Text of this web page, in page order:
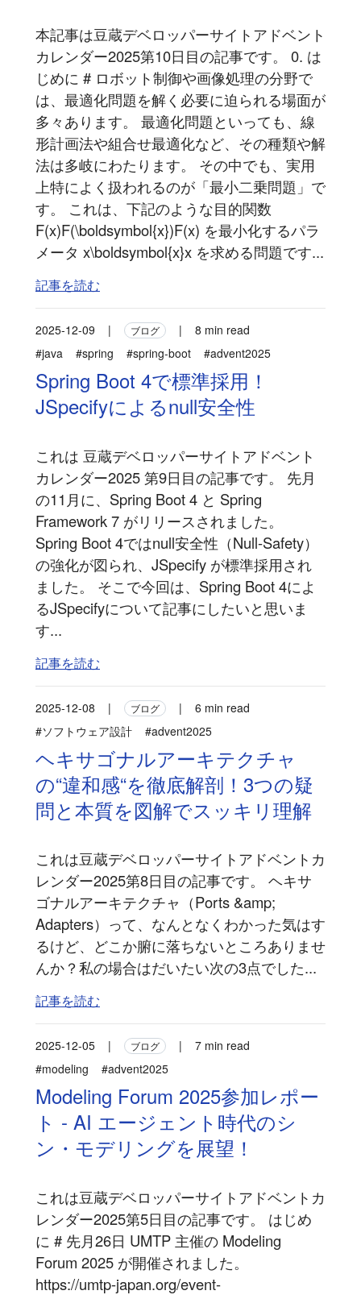
本記事は豆蔵デベロッパーサイトアドベント
カレンダー2025第10日目の記事です。 0. は
じめに # ロボット制御や画像処理の分野で
は、最適化問題を解く必要に迫られる場面が
多々あります。 最適化問題といっても、線
形計画法や組合せ最適化など、その種類や解
法は多岐にわたります。 その中でも、実用
上特によく扱われるのが「最小二乗問題」で
す。 これは、下記のような目的関数
F(x)F(\boldsymbol{x})F(x) を最小化するパラ
メータ x\boldsymbol{x}x を求める問題です...
記事を読む
2025-12-09 | ブログ |
8 min read
#java
#spring #spring-boot #advent2025
Spring Boot 4で標準採用！
JSpecifyによるnull安全性
これは 豆蔵デベロッパーサイトアドベント
カレンダー2025 第9日目の記事です。 先月
の11月に、Spring Boot 4 と Spring
Framework 7 がリリースされました。
Spring Boot 4ではnull安全性（Null-Safety）
の強化が図られ、JSpecify が標準採用され
ました。 そこで今回は、Spring Boot 4によ
るJSpecifyについて記事にしたいと思いま
す...
記事を読む
2025-12-08 | ブログ |
6 min read
#ソフトウェア設計
#advent2025
ヘキサゴナルアーキテクチャ
の“違和感“を徹底解剖！3つの疑
問と本質を図解でスッキリ理解
これは豆蔵デベロッパーサイトアドベントカ
レンダー2025第8日目の記事です。 ヘキサ
ゴナルアーキテクチャ（Ports &amp;
Adapters）って、なんとなくわかった気はす
るけど、どこか腑に落ちないところありませ
んか？私の場合はだいたい次の3点でした...
記事を読む
2025-12-05 | ブログ |
7 min read
#modeling
#advent2025
Modeling Forum 2025参加レポー
ト - AI エージェント時代のシ
ン・モデリングを展望！
これは豆蔵デベロッパーサイトアドベントカ
レンダー2025第5日目の記事です。 はじめ
に # 先月26日 UMTP 主催の Modeling
Forum 2025 が開催されました。
https://umtp-japan.org/event-